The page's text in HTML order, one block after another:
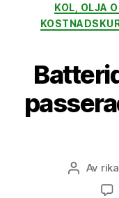
KOL, OLJA
Av